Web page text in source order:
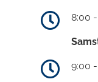
8:00
9:00